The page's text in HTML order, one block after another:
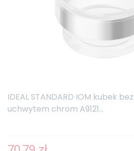
IDEAL STANDARD IOM kubek
uchwytem chrom A9121...